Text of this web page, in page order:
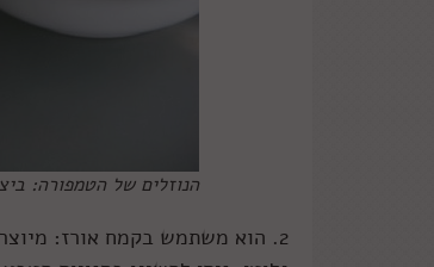
הנוזלים של הטמפורה:
2. הוא משתמש בקמח אורז: